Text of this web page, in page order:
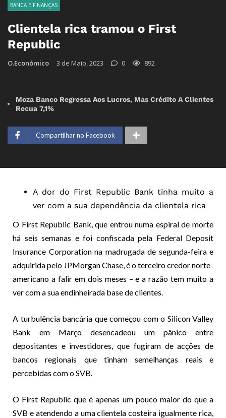
BANCA E FINANÇAS
Clientela rica tramou o First
Republic
O.Económico 3 de Maio, 2023 0 892
Moza Banco Regressa Aos Lucros, Mas Crédito A Clientes
Recua 7,1%
Compartilhar no Facebook
A dor do First Republic Bank tinha muito a
ver com a sua dependência da clientela rica
O First Republic Bank, que entrou numa espiral de morte
há seis semanas e foi confiscada pela Federal Deposit
Insurance Corporation na madrugada de segunda-feira e
adquirida pelo JPMorgan Chase, é o terceiro credor norte-
americano a falir em dois meses – e a razão tem muito a
ver com a sua endinheirada base de clientes.
A turbulência bancária que começou com o Silicon Valley
Bank em Março desencadeou um pânico entre
depositantes e investidores, que fugiram de acções de
bancos regionais que tinham semelhanças reais e
percebidas com o SVB.
O First Republic que é apenas um pouco maior do que a
SVB e atendendo a uma clientela costeira igualmente rica,